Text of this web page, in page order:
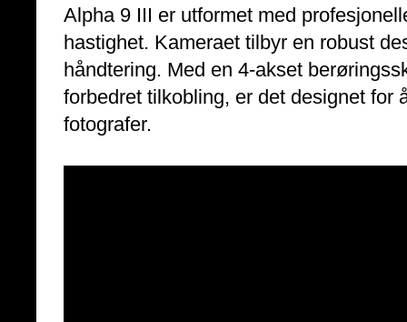
Alpha 9 III er utformet med
hastighet. Kameraet tilbyr en robust
håndtering. Med en 4-akset
forbedret tilkobling, er det designet for
fotografer.